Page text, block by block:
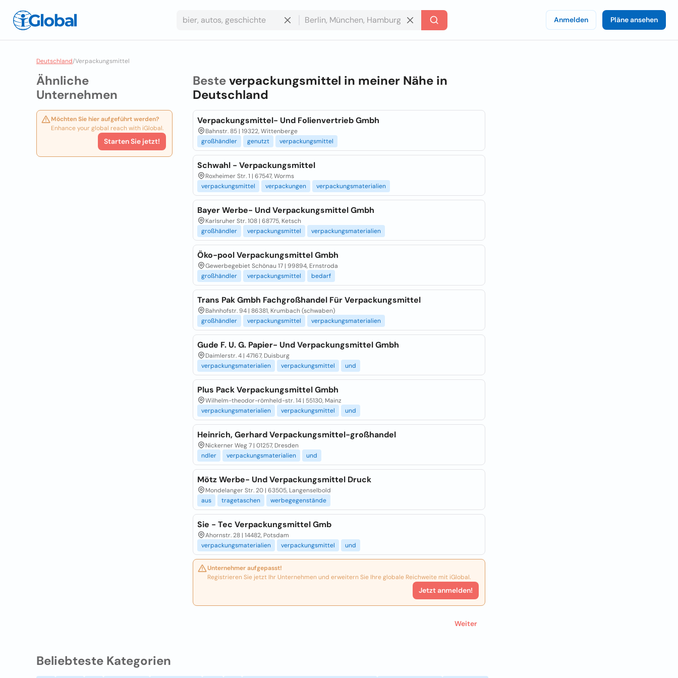
Anmelden Pläne ansehen
Deutschland/Verpackungsmittel
Ähnliche
Unternehmen
Möchten Sie hier aufgeführt werden?
Enhance your global reach with iGlobal.
Starten Sie jetzt!
Besteverpackungsmittel in meiner Nähe in
Deutschland
Verpackungsmittel- Und Folienvertrieb Gmbh
Bahnstr. 85 | 19322, Wittenberge
großhändler
genutzt verpackungsmittel
Schwahl - Verpackungsmittel
Roxheimer Str. 1 | 67547, Worms
verpackungsmittel
verpackungen verpackungsmaterialien
Bayer Werbe- Und Verpackungsmittel Gmbh
Karlsruher Str. 108 | 68775, Ketsch
großhändler
verpackungsmittel verpackungsmaterialien
Öko-pool Verpackungsmittel Gmbh
Gewerbegebiet Schönau 17 | 99894, Ernstroda
großhändler
verpackungsmittel bedarf
Trans Pak Gmbh Fachgroßhandel Für Verpackungsmittel
Bahnhofstr. 94 | 86381, Krumbach (schwaben)
großhändler
verpackungsmittel verpackungsmaterialien
Gude F. U. G. Papier- Und Verpackungsmittel Gmbh
Daimlerstr. 4 | 47167, Duisburg
verpackungsmaterialien
verpackungsmittel und
Plus Pack Verpackungsmittel Gmbh
Wilhelm-theodor-römheld-str. 14 | 55130, Mainz
verpackungsmaterialien
verpackungsmittel und
Heinrich, Gerhard Verpackungsmittel-großhandel
Nickerner Weg 7 | 01257, Dresden
ndler
verpackungsmaterialien und
Mötz Werbe- Und Verpackungsmittel Druck
Mondelanger Str. 20 | 63505, Langenselbold
aus
tragetaschen werbegegenstände
Sie - Tec Verpackungsmittel Gmb
Ahornstr. 28 | 14482, Potsdam
verpackungsmaterialien
verpackungsmittel und
Unternehmer aufgepasst!
Registrieren Sie jetzt Ihr Unternehmen und erweitern Sie Ihre globale Reichweite mit iGlobal.
Jetzt anmelden!
Weiter
Beliebteste Kategorien